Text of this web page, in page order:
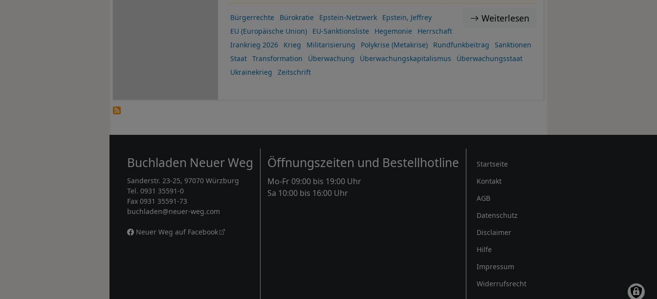
Weiterlesen
Bürgerrechte Bürokratie Epstein-Netzwerk
Epstein, Jeffrey
EU (Europäische Union)
EU-Sanktionsliste Hegemonie
Herrschaft
Irankrieg 2026
Krieg Militarisierung Polykrise (Metakrise) Rundfunkbeitrag
Sanktionen
Staat
Transformation Überwachung Überwachungskapitalismus
Überwachungsstaat
Ukrainekrieg
Zeitschrift
Buchladen Neuer Weg
Sanderstr. 23-25, 97070 Würzburg
Tel. 0931 35591-0
Fax 0931 35591-73
buchladen@neuer-weg.com
Neuer Weg auf Facebook
Öffnungszeiten und Bestellhotline
Mo-Fr 09:00 bis 19:00 Uhr
Sa 10:00 bis 16:00 Uhr
Rechtliches
Startseite
Kontakt
AGB
Datenschutz
Disclaimer
Hilfe
Impressum
Widerrufsrecht